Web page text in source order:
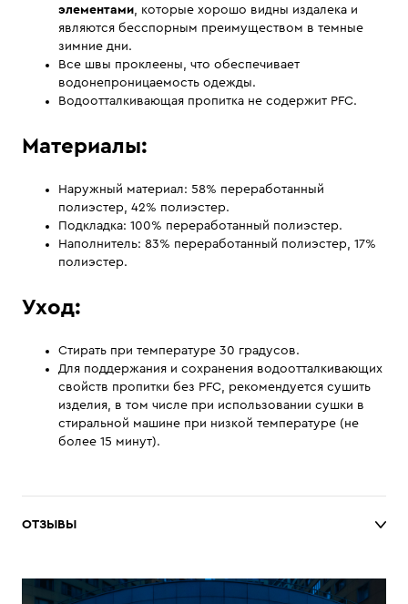
элементами, которые хорошо видны издалека и
являются бесспорным преимуществом в темные
зимние дни.
Все швы проклеены, что обеспечивает
водонепроницаемость одежды.
Водоотталкивающая пропитка не содержит PFC.
Материалы:
Наружный материал: 58% переработанный
полиэстер, 42% полиэстер.
Подкладка: 100% переработанный полиэстер.
Наполнитель: 83% переработанный полиэстер, 17%
полиэстер.
Уход:
Стирать при температуре 30 градусов.
Для поддержания и сохранения водоотталкивающих
свойств пропитки без PFC, рекомендуется сушить
изделия, в том числе при использовании сушки в
стиральной машине при низкой температуре (не
более 15 минут).
ОТЗЫВЫ